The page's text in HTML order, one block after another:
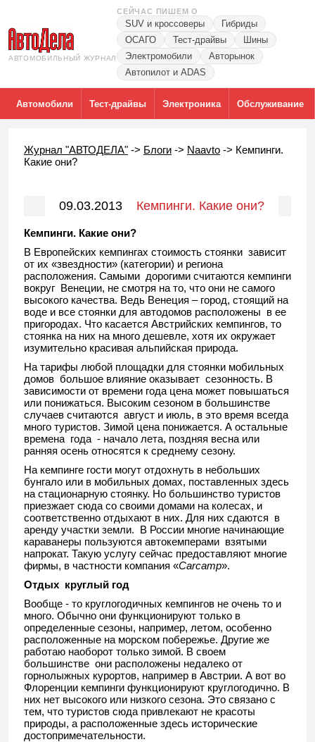
АВТОМОБИЛЬНЫЙ ЖУРНАЛ
СЕЙЧАС ПИШЕМ О
SUV и кроссоверы
Гибриды
ОСАГО
Тест-драйвы
Шины
Электромобили
Авторынок
Автопилот и ADAS
Автомобили Тест-драйвы Электроника Обслуживание
Журнал "АВТОДЕЛА" -> Блоги -> Naavto -> Кемпинги.
Какие они?
09.03.2013 Кемпинги. Какие они?
Кемпинги. Какие они?
В Европейских кемпингах стоимость стоянки зависит
от их «звездности» (категории) и региона
расположения. Самыми дорогими считаются кемпинги
вокруг Венеции, не смотря на то, что они не самого
высокого качества. Ведь Венеция – город, стоящий на
воде и все стоянки для автодомов расположены в ее
пригородах. Что касается Австрийских кемпингов, то
стоянка на них на много дешевле, хотя их окружает
изумительно красивая альпийская природа.
На тарифы любой площадки для стоянки мобильных
домов большое влияние оказывает сезонность. В
зависимости от времени года цена может повышаться
или понижаться. Высоким сезоном в большинстве
случаев считаются август и июль, в это время всегда
много туристов. Зимой цена понижается. А остальные
времена года - начало лета, поздняя весна или
ранняя осень относятся к среднему сезону.
На кемпинге гости могут отдохнуть в небольших
бунгало или в мобильных домах, поставленных здесь
на стационарную стоянку. Но большинство туристов
приезжает сюда со своими домами на колесах, и
соответственно отдыхают в них. Для них сдаются в
аренду участки земли. В России многие начинающие
караванеры пользуются автокемперами взятыми
напрокат. Такую услугу сейчас предоставляют многие
фирмы, в частности компания «Carcamp».
Отдых круглый год
Вообще - то круглогодичных кемпингов не очень то и
много. Обычно они функционируют только в
определенные сезоны, например, летом, особенно
расположенные на морском побережье. Другие же
работаю наоборот только зимой. В своем
большинстве они расположены недалеко от
горнолыжных курортов, например в Австрии. А вот во
Флоренции кемпинги функционируют круглогодично. В
них нет высокого или низкого сезона. Это связано с
тем, что туристов сюда привлекают не красоты
природы, а расположенные здесь исторические
достопримечательности.